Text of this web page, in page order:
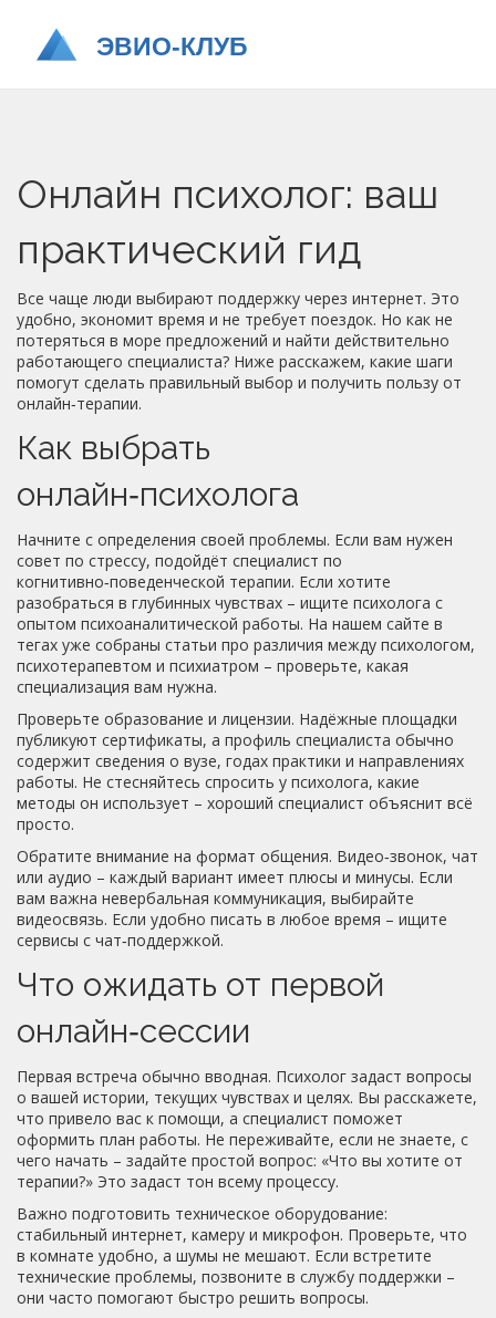
Онлайн психолог: ваш
практический гид
Все чаще люди выбирают поддержку через интернет. Это
удобно, экономит время и не требует поездок. Но как не
потеряться в море предложений и найти действительно
работающего специалиста? Ниже расскажем, какие шаги
помогут сделать правильный выбор и получить пользу от
онлайн‑терапии.
Как выбрать
онлайн‑психолога
Начните с определения своей проблемы. Если вам нужен
совет по стрессу, подойдёт специалист по
когнитивно‑поведенческой терапии. Если хотите
разобраться в глубинных чувствах – ищите психолога с
опытом психоаналитической работы. На нашем сайте в
тегах уже собраны статьи про различия между психологом,
психотерапевтом и психиатром – проверьте, какая
специализация вам нужна.
Проверьте образование и лицензии. Надёжные площадки
публикуют сертификаты, а профиль специалиста обычно
содержит сведения о вузе, годах практики и направлениях
работы. Не стесняйтесь спросить у психолога, какие
методы он использует – хороший специалист объяснит всё
просто.
Обратите внимание на формат общения. Видео‑звонок, чат
или аудио – каждый вариант имеет плюсы и минусы. Если
вам важна невербальная коммуникация, выбирайте
видеосвязь. Если удобно писать в любое время – ищите
сервисы с чат‑поддержкой.
Что ожидать от первой
онлайн‑сессии
Первая встреча обычно вводная. Психолог задаст вопросы
о вашей истории, текущих чувствах и целях. Вы расскажете,
что привело вас к помощи, а специалист поможет
оформить план работы. Не переживайте, если не знаете, с
чего начать – задайте простой вопрос: «Что вы хотите от
терапии?» Это задаст тон всему процессу.
Важно подготовить техническое оборудование:
стабильный интернет, камеру и микрофон. Проверьте, что
в комнате удобно, а шумы не мешают. Если встретите
технические проблемы, позвоните в службу поддержки –
они часто помогают быстро решить вопросы.